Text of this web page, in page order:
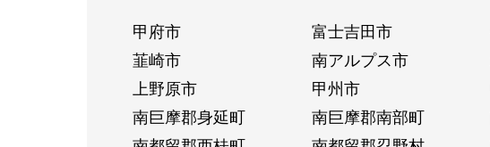
甲府市 富士吉田市
韮崎市
南アルプス市
上野原市
甲州市
南巨摩郡身延町
南巨摩郡南部町